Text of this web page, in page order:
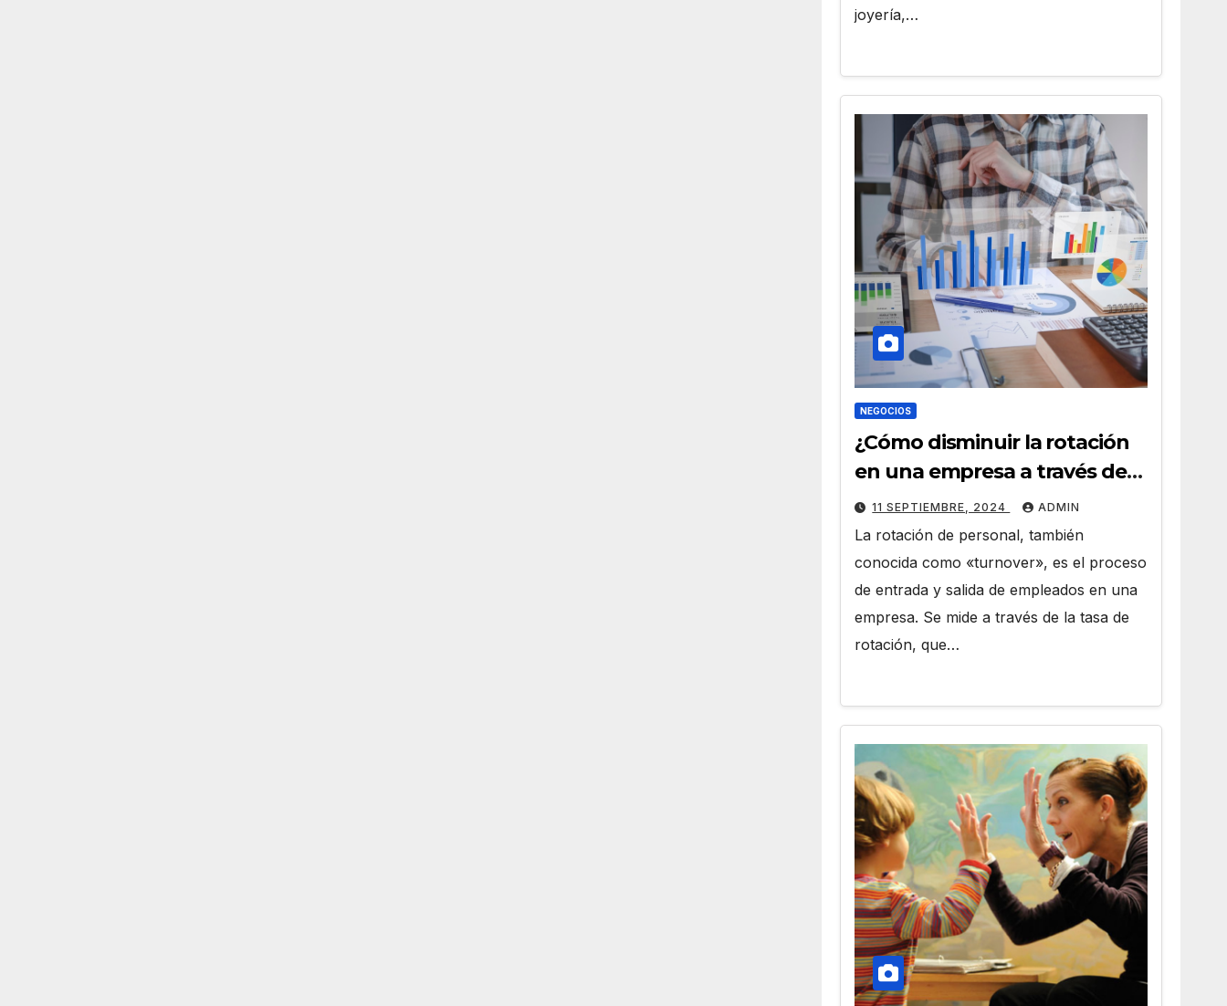
joyería,…
NEGOCIOS
¿Cómo disminuir la rotación
en una empresa a través de
HR Analytics?
11 SEPTIEMBRE, 2024 ADMIN
La rotación de personal, también
conocida como «turnover», es el proceso
de entrada y salida de empleados en una
empresa. Se mide a través de la tasa de
rotación, que…